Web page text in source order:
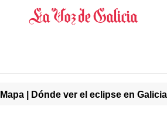
Mapa | Dónde ver el eclipse en Galicia